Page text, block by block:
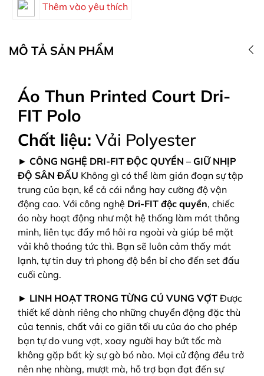
Thêm vào yêu thích
MÔ TẢ SẢN PHẨM
Áo Thun Printed Court Dri-
FIT Polo
Chất liệu: Vải Polyester
► CÔNG NGHỆ DRI-FIT ĐỘC QUYỀN – GIỮ NHỊP
ĐỘ SÂN ĐẤU Không gì có thể làm gián đoạn sự tập
trung của bạn, kể cả cái nắng hay cường độ vận
động cao. Với công nghệ Dri-FIT độc quyền, chiếc
áo này hoạt động như một hệ thống làm mát thông
minh, liên tục đẩy mồ hôi ra ngoài và giúp bề mặt
vải khô thoáng tức thì. Bạn sẽ luôn cảm thấy mát
lạnh, tự tin duy trì phong độ bền bỉ cho đến set đấu
cuối cùng.
► LINH HOẠT TRONG TỪNG CÚ VUNG VỢT Được
thiết kế dành riêng cho những chuyển động đặc thù
của tennis, chất vải co giãn tối ưu của áo cho phép
bạn tự do vung vợt, xoay người hay bứt tốc mà
không gặp bất kỳ sự gò bó nào. Mọi cử động đều trở
nên nhẹ nhàng, mượt mà, hỗ trợ bạn đạt đến sự